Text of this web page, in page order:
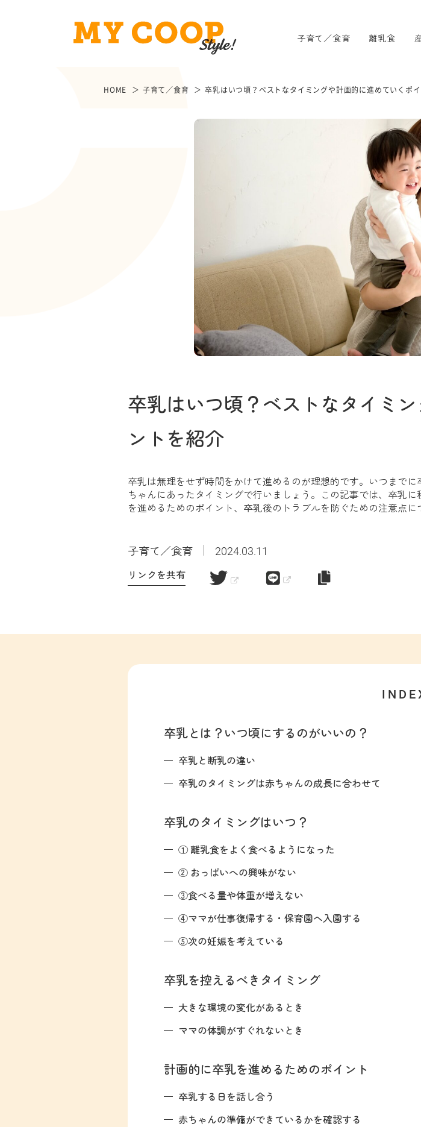
子育て／食育 離乳食
HOME 子育て／食育 卒乳はいつ頃？ベストなタイミングや計画的に進めていくポ
卒乳はいつ頃？ベストなタイミ
ントを紹介
卒乳は無理をせず時間をかけて進めるのが理想的です。いつまで
ちゃんにあったタイミングで行いましょう。この記事では、卒乳
を進めるためのポイント、卒乳後のトラブルを防ぐための注意点に
子育て／食育 2024.03.11
リンクを共有
卒乳とは？いつ頃にするのがいいの？
卒乳と断乳の違い
卒乳のタイミングは赤ちゃんの成長に合わせて
卒乳のタイミングはいつ？
① 離乳食をよく食べるようになった
② おっぱいへの興味がない
③食べる量や体重が増えない
④ママが仕事復帰する・保育園へ入園する
⑤次の妊娠を考えている
卒乳を控えるべきタイミング
大きな環境の変化があるとき
ママの体調がすぐれないとき
計画的に卒乳を進めるためのポイント
卒乳する日を話し合う
赤ちゃんの準備ができているかを確認する